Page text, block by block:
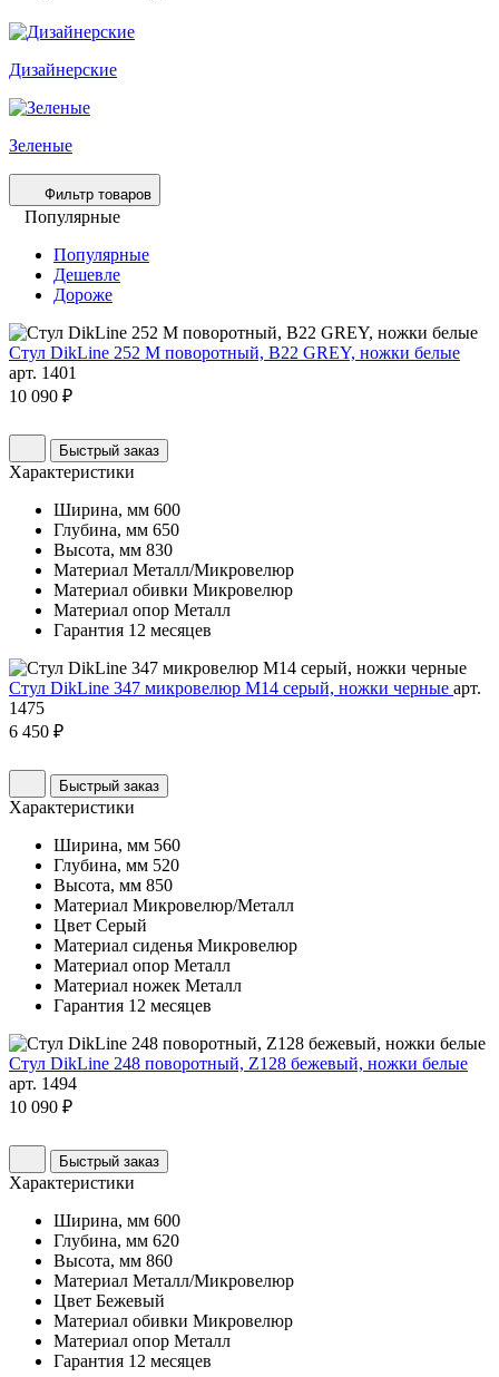
Дизайнерские
Зеленые
Фильтр товаров
Популярные
Популярные
Дешевле
Дороже
Стул DikLine 252 М поворотный, B22 GREY, ножки белые
арт. 1401
10 090 ₽
Быстрый заказ
Характеристики
Ширина, мм 600
Глубина, мм 650
Высота, мм 830
Материал Металл/Микровелюр
Материал обивки Микровелюр
Материал опор Металл
Гарантия 12 месяцев
Стул DikLine 347 микровелюр M14 серый, ножки черные арт.
1475
6 450 ₽
Быстрый заказ
Характеристики
Ширина, мм 560
Глубина, мм 520
Высота, мм 850
Материал Микровелюр/Металл
Цвет Серый
Материал сиденья Микровелюр
Материал опор Металл
Материал ножек Металл
Гарантия 12 месяцев
Стул DikLine 248 поворотный, Z128 бежевый, ножки белые
арт. 1494
10 090 ₽
Быстрый заказ
Характеристики
Ширина, мм 600
Глубина, мм 620
Высота, мм 860
Материал Металл/Микровелюр
Цвет Бежевый
Материал обивки Микровелюр
Материал опор Металл
Гарантия 12 месяцев